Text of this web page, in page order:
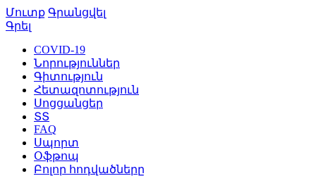
Մուտք Գրանցվել
Գրել
COVID-19
Նորություններ
Գիտություն
Հետազոտություն
Սոցցանցեր
ՏՏ
FAQ
Սպորտ
Օֆթոպ
Բոլոր հոդվածները